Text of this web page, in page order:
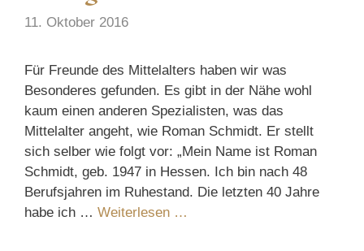
11. Oktober 2016
Für Freunde des Mittelalters haben wir was
Besonderes gefunden. Es gibt in der Nähe wohl
kaum einen anderen Spezialisten, was das
Mittelalter angeht, wie Roman Schmidt. Er stellt
sich selber wie folgt vor: „Mein Name ist Roman
Schmidt, geb. 1947 in Hessen. Ich bin nach 48
Berufsjahren im Ruhestand. Die letzten 40 Jahre
habe ich … Weiterlesen …